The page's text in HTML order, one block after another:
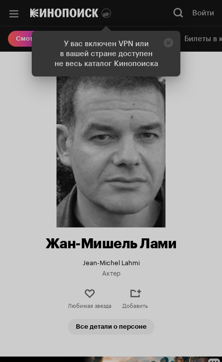
У вас включен VPN или
в вашей стране доступен
не весь каталог Кинопоиска
Войти
Смотреть кино Онлайн-кинотеатр Билеты в
Жан-Мишель Лами
Jean-Michel Lahmi
Актер
Любимая звезда Добавить
Все детали о персоне